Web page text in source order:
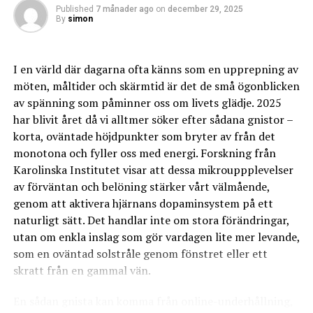
arv inom både svensk och internationell design. Genom
att kombinera funktionalitet med estetisk skönhet har
utanför boxen och värdesätta originalitet i sina
skapelser. För mer insikt i liknande designer kan du
besökaerikeriksson.nu, en plattform dedikerad till
konstnärliga uttryck och innovation.
Vanliga frågor om Josef Frank
Lampa
Vad inspirerade Josef
omedelbart. Enligt tillgänglig information är
uppsägningstiden 1 månad. Detta innebär att du får
möjlighet att planera din övergång innan tjänsten avslutas.
uppsägningen i god tid så att ingen extra avgift eller
missförstånd uppstår.
I likhet med andra abonnemang rekommenderar vi att
du håller koll på eventuella ändringar i avtalsvillkoren.
Som expert inom området har jag sett hur noggrann
dokumentation kan undvika framtida problem. En del
användare väljer att jämföra sina alternativ innan
uppsägning, och om du vill se hur andra
mobiloperatörer presterar kan du exempelvis läsa mer
omJämför mobilnät.
Så fungerar uppsägningen av
bredbandsabonnemanget
Published 7 månader ago on december 29, 2025
By simon
I en värld där dagarna ofta känns som en upprepning av
möten, måltider och skärmtid är det de små ögonblicken
av spänning som påminner oss om livets glädje. 2025
har blivit året då vi alltmer söker efter sådana gnistor –
korta, oväntade höjdpunkter som bryter av från det
monotona och fyller oss med energi. Forskning från
Karolinska Institutet visar att dessa mikrouppplevelser
av förväntan och belöning stärker vårt välmående,
genom att aktivera hjärnans dopaminsystem på ett
naturligt sätt. Det handlar inte om stora förändringar,
utan om enkla inslag som gör vardagen lite mer levande,
som en oväntad solstråle genom fönstret eller ett
skratt från en gammal vän.